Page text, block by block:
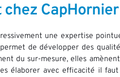
CapHornier
une expertise
de développer des
du sur-mesure, elles
élaborer avec efficacité il